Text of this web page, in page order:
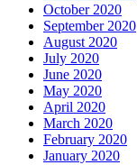
October 2020
September 2020
August 2020
July 2020
June 2020
May 2020
April 2020
March 2020
February 2020
January 2020